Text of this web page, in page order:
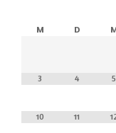
M D
3 4 5
10 11